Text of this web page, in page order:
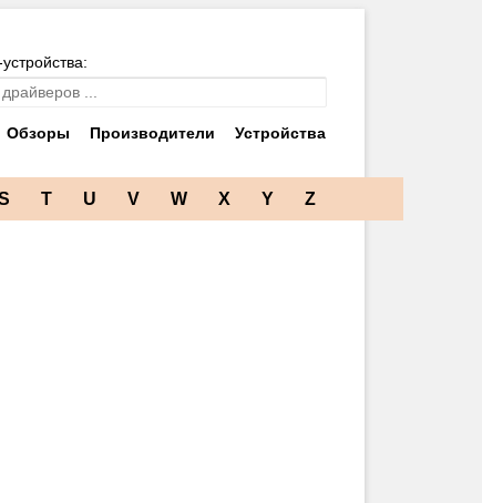
Обзоры Производители Устройства
T U V W X Y Z